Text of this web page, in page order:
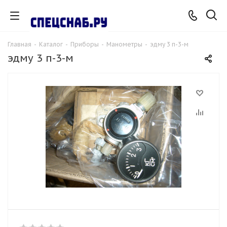
Главная - Каталог - Приборы - Манометры - эдму 3 п-3-м
эдму 3 п-3-м